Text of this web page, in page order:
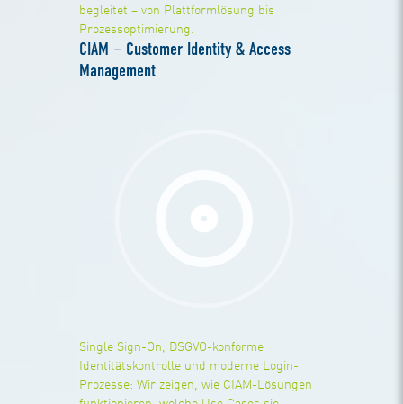
begleitet – von Plattformlösung bis
Prozessoptimierung.
CIAM – Customer Identity & Access
Management
Single Sign-On, DSGVO-konforme
Identitätskontrolle und moderne Login-
Prozesse: Wir zeigen, wie CIAM-Lösungen